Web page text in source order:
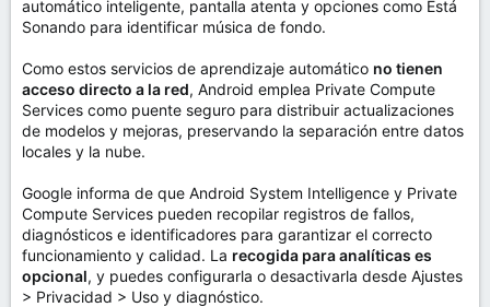
automático inteligente, pantalla atenta y opciones como Está
Sonando para identificar música de fondo.
Como estos servicios de aprendizaje automático no tienen
acceso directo a la red, Android emplea Private Compute
Services como puente seguro para distribuir actualizaciones
de modelos y mejoras, preservando la separación entre datos
locales y la nube.
Google informa de que Android System Intelligence y Private
Compute Services pueden recopilar registros de fallos,
diagnósticos e identificadores para garantizar el correcto
funcionamiento y calidad. La recogida para analíticas es
opcional, y puedes configurarla o desactivarla desde Ajustes
> Privacidad > Uso y diagnóstico.